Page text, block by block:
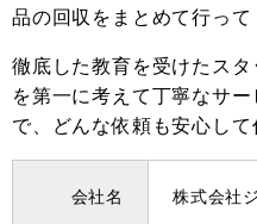
品の回収をまとめて行って
徹底した教育を受けたス
を第一に考えて丁寧なサ
で、どんな依頼も安心して
会社名 株式会社